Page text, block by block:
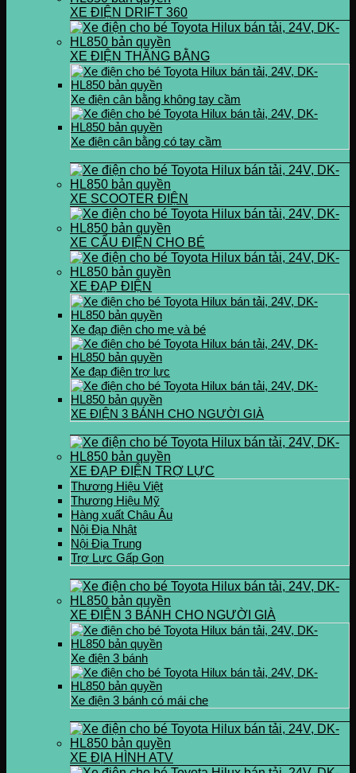
XE ĐIỆN DRIFT 360
XE ĐIỆN THĂNG BẰNG
Xe điện cân bằng không tay cầm
Xe điện cân bằng có tay cầm
XE SCOOTER ĐIỆN
XE CẨU ĐIỆN CHO BÉ
XE ĐẠP ĐIỆN
Xe đạp điện cho mẹ và bé
Xe đạp điện trợ lực
XE ĐIỆN 3 BÁNH CHO NGƯỜI GIÀ
XE ĐẠP ĐIỆN TRỢ LỰC
Thương Hiệu Việt
Thương Hiệu Mỹ
Hàng xuất Châu Âu
Nội Địa Nhật
Nội Địa Trung
Trợ Lực Gấp Gọn
XE ĐIỆN 3 BÁNH CHO NGƯỜI GIÀ
Xe điện 3 bánh
Xe điện 3 bánh có mái che
XE ĐỊA HÌNH ATV